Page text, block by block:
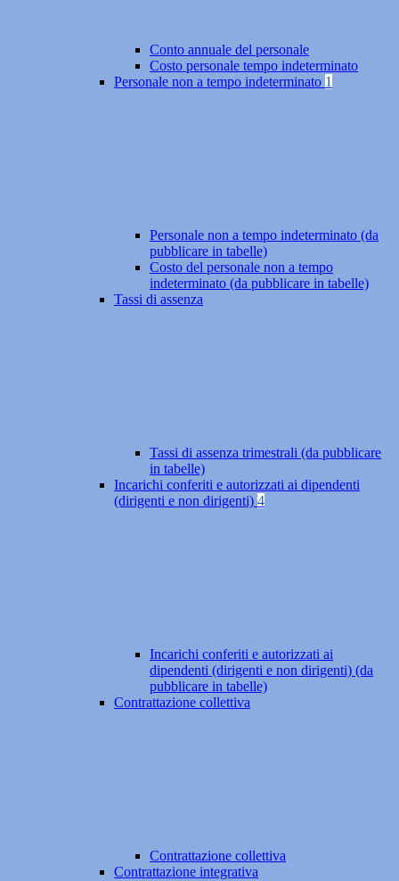
Conto annuale del personale
Costo personale tempo indeterminato
Personale non a tempo indeterminato 1
Personale non a tempo indeterminato (da
pubblicare in tabelle)
Costo del personale non a tempo
indeterminato (da pubblicare in tabelle)
Tassi di assenza
Tassi di assenza trimestrali (da pubblicare
in tabelle)
Incarichi conferiti e autorizzati ai dipendenti
(dirigenti e non dirigenti) 4
Incarichi conferiti e autorizzati ai
dipendenti (dirigenti e non dirigenti) (da
pubblicare in tabelle)
Contrattazione collettiva
Contrattazione collettiva
Contrattazione integrativa